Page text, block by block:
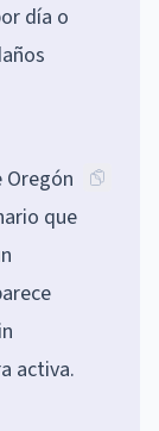
día o
Oregón
que
activa.